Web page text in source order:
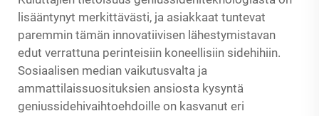
lisääntynyt merkittävästi, ja asiakkaat tuntevat
paremmin tämän innovatiivisen lähestymistavan
edut verrattuna perinteisiin koneellisiin sidehihiin.
Sosiaalisen median vaikutusvalta ja
ammattilaissuosituksien ansiosta kysyntä
geniussidehivaihtoehdoille on kasvanut eri